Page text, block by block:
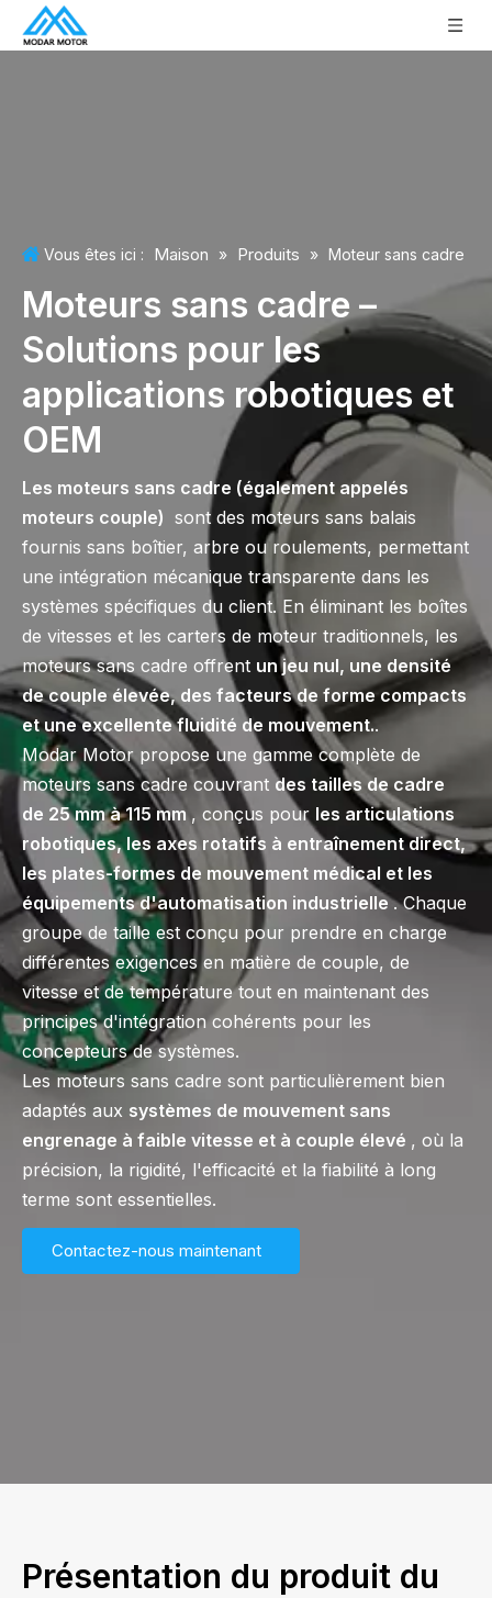
Vous êtes ici : Maison » Produits » Moteur sans cadre
Moteurs sans cadre –
Solutions pour les
applications robotiques et
OEM
Les moteurs sans cadre (également appelés
moteurs couple) sont des moteurs sans balais
fournis sans boîtier, arbre ou roulements, permettant
une intégration mécanique transparente dans les
systèmes spécifiques du client. En éliminant les boîtes
de vitesses et les carters de moteur traditionnels, les
moteurs sans cadre offrent un jeu nul, une densité
de couple élevée, des facteurs de forme compacts
et une excellente fluidité de mouvement..
Modar Motor propose une gamme complète de
moteurs sans cadre couvrant des tailles de cadre
de 25 mm à 115 mm , conçus pour les articulations
robotiques, les axes rotatifs à entraînement direct,
les plates-formes de mouvement médical et les
équipements d'automatisation industrielle. Chaque
groupe de taille est conçu pour prendre en charge
différentes exigences en matière de couple, de
vitesse et de température tout en maintenant des
principes d'intégration cohérents pour les
concepteurs de systèmes.
Les moteurs sans cadre sont particulièrement bien
adaptés aux systèmes de mouvement sans
engrenage à faible vitesse et à couple élevé , où la
précision, la rigidité, l'efficacité et la fiabilité à long
terme sont essentielles.
Contactez-nous maintenant
Présentation du produit du